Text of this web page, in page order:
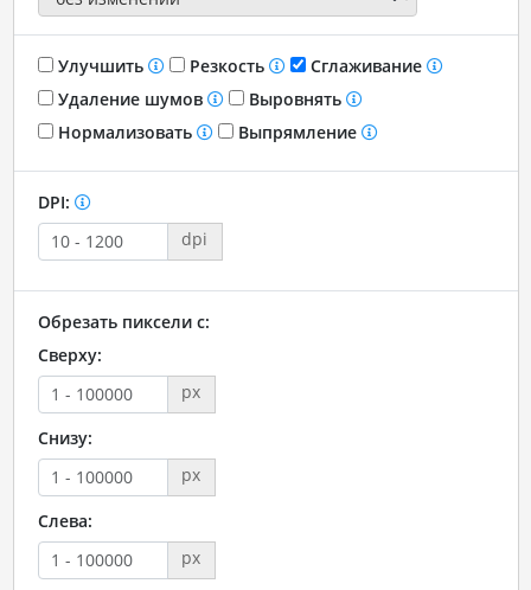
Улучшить Резкость
Сглаживание
Удаление шумов
Выровнять
Нормализовать
Выпрямление
DPI:
dpi
Обрезать пиксели с:
Сверху:
px
Снизу:
px
Слева:
px